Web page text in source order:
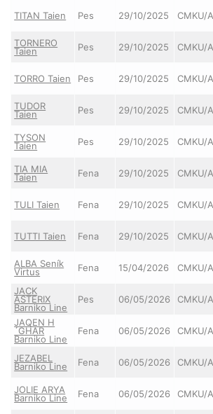
TITAN Taien Pes 29/10/2025 CMKU/
TORNERO
Taien Pes 29/10/2025 CMKU/
TORRO Taien Pes 29/10/2025 CMKU/
TUDOR
Taien Pes 29/10/2025 CMKU/
TYSON
Taien Pes 29/10/2025 CMKU/
TIA MIA
Taien Fena 29/10/2025 CMKU/
TULI Taien Fena 29/10/2025 CMKU/
TUTTI Taien Fena 29/10/2025 CMKU/
ALBA Seník
Virtus Fena 15/04/2026 CMKU/
JACK
ASTERIX
Barniko Line
Pes 06/05/2026 CMKU/
JAQEN H
´GHAR
Barniko Line
Fena 06/05/2026 CMKU/
JEZABEL
Barniko Line Fena 06/05/2026 CMKU/
JOLIE ARYA
Barniko Line Fena 06/05/2026 CMKU/